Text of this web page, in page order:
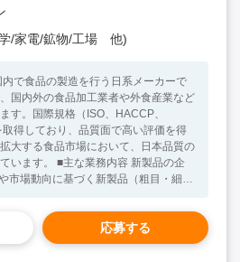
/家電/鉱物/工場 他)
内で食品の製造を行う日系メーカーで
国内外の食品加工業者や外食産業など
す。国際規格（ISO、HACCP、
得しており、品質面で高い評価を得
大する食品市場において、日本品質の
内容 新製品の企
場動向に基づく新製品（粗目・細
化検討 - 試作・官能評価・保存試験の
質向上 - 製造工程における品質課題
、色調、粒度分布、香りなどの品質
応募する